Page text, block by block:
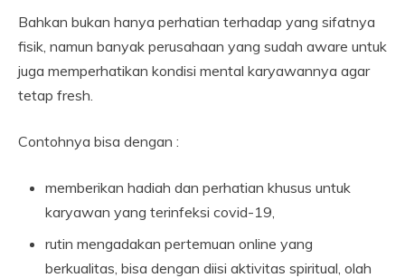
Bahkan bukan hanya perhatian terhadap yang sifatnya
fisik, namun banyak perusahaan yang sudah aware untuk
juga memperhatikan kondisi mental karyawannya agar
tetap fresh.
Contohnya bisa dengan :
memberikan hadiah dan perhatian khusus untuk
karyawan yang terinfeksi covid-19,
rutin mengadakan pertemuan online yang
berkualitas, bisa dengan diisi aktivitas spiritual, olah